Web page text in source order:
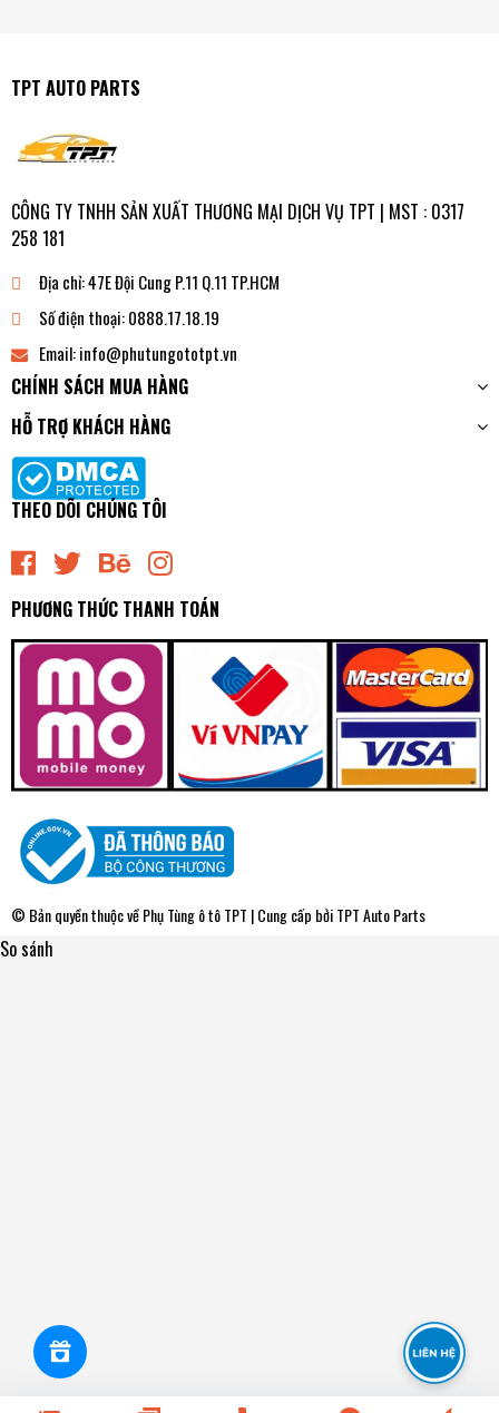
TPT AUTO PARTS
CÔNG TY TNHH SẢN XUẤT THƯƠNG MẠI DỊCH VỤ TPT | MST : 0317
258 181
Địa chỉ:47E Đội Cung P.11 Q.11 TP.HCM
Số điện thoại:0888.17.18.19
Email:info@phutungototpt.vn
CHÍNH SÁCH MUA HÀNG
HỖ TRỢ KHÁCH HÀNG
THEO DÕI CHÚNG TÔI
PHƯƠNG THỨC THANH TOÁN
© Bản quyền thuộc vềPhụ Tùng ô tô TPT | Cung cấp bởiTPT Auto Parts
So sánh